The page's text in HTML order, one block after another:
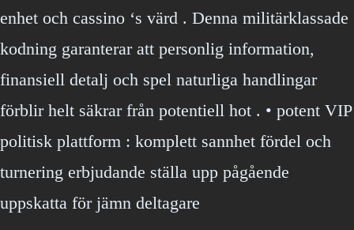
enhet och cassino ‘s värd . Denna militärklassade
kodning garanterar att personlig information,
finansiell detalj och spel naturliga handlingar
förblir helt säkrar från potentiell hot . • potent VIP
politisk plattform : komplett sannhet fördel och
turnering erbjudande ställa upp pågående
uppskatta för jämn deltagare